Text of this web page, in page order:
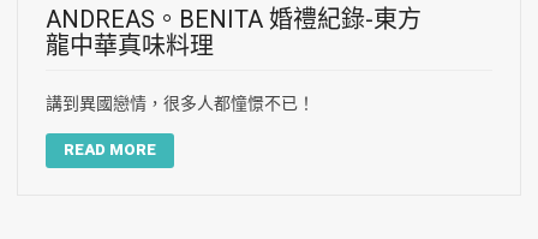
ANDREAS。BENITA 婚禮紀錄-東方
龍中華真味料理
講到異國戀情，很多人都憧憬不已！
READ MORE